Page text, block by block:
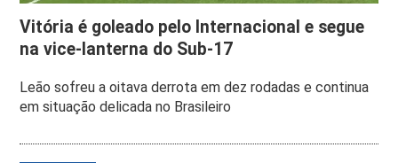
Vitória é goleado pelo Internacional e segue
na vice-lanterna do Sub-17
Leão sofreu a oitava derrota em dez rodadas e continua
em situação delicada no Brasileiro